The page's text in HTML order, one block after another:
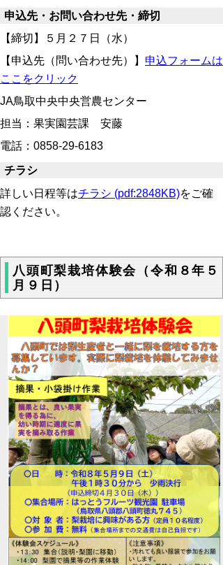
申込先・お問い合わせ先・締切
【締切】５月２７日（水）
【申込先（問い合わせ先）】 申込フォームは
ここをクリック
JA鳥取中央中央営農センター
担当：果実園芸課 安藤
電話：0858-29-6183
チラシ
詳しい日程等はチラシ (pdf:2848KB)をご確
認ください。
八頭町梨栽培体験会（令和８年５
月９日）